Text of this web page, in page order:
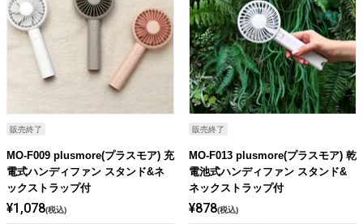
販売終了
MO-F009 plusmore(プラスモア) 充
電式ハンディファン スタンド&ネ
ックストラップ付
¥1,078 税込
販売終了
MO-F013 plusmore(プラスモア) 乾
電池式ハンディファン スタンド&
ネックストラップ付
¥878 税込